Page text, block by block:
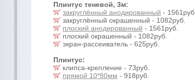
Плинтус теневой, 3м:
закруглённый анодированный - 1561руб.
закруглённый окрашенный - 1082руб.
плоский анодированный - 1561руб.
плоский окрашенный - 1082руб.
экран-рассеиватель - 625руб.
Плинтус:
клипса-крепление - 73руб.
прямой 10*80мм - 918руб.